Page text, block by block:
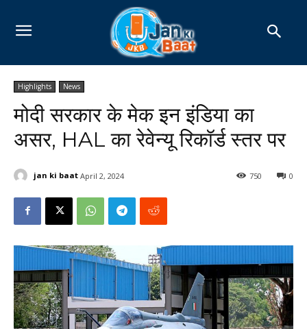
Highlights News
मोदी सरकार के मेक इन इंडिया का
असर, HAL का रेवेन्यू रिकॉर्ड स्तर पर
jan ki baat April 2, 2024 0
750